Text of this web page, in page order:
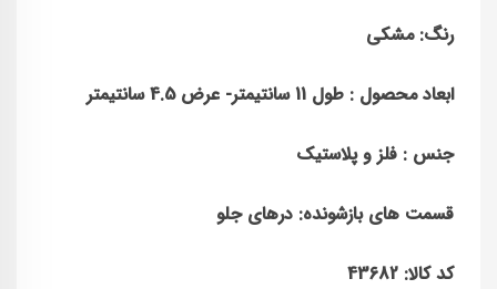
رنگ: مشکی
ابعاد محصول : طول 11 سانتیمتر- عرض 4.5 سانتیمتر
جنس : فلز و پلاستیک
قسمت های بازشونده: درهای جلو
کد کالا: 43682